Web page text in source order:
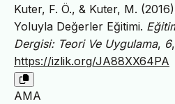
Kuter, F. Ö., & Kuter, M.
Yoluyla Değerler Eğitimi.
Dergisi: Teori Ve Uygulama, 6
https://izlik.org/JA88XX64PA
AMA